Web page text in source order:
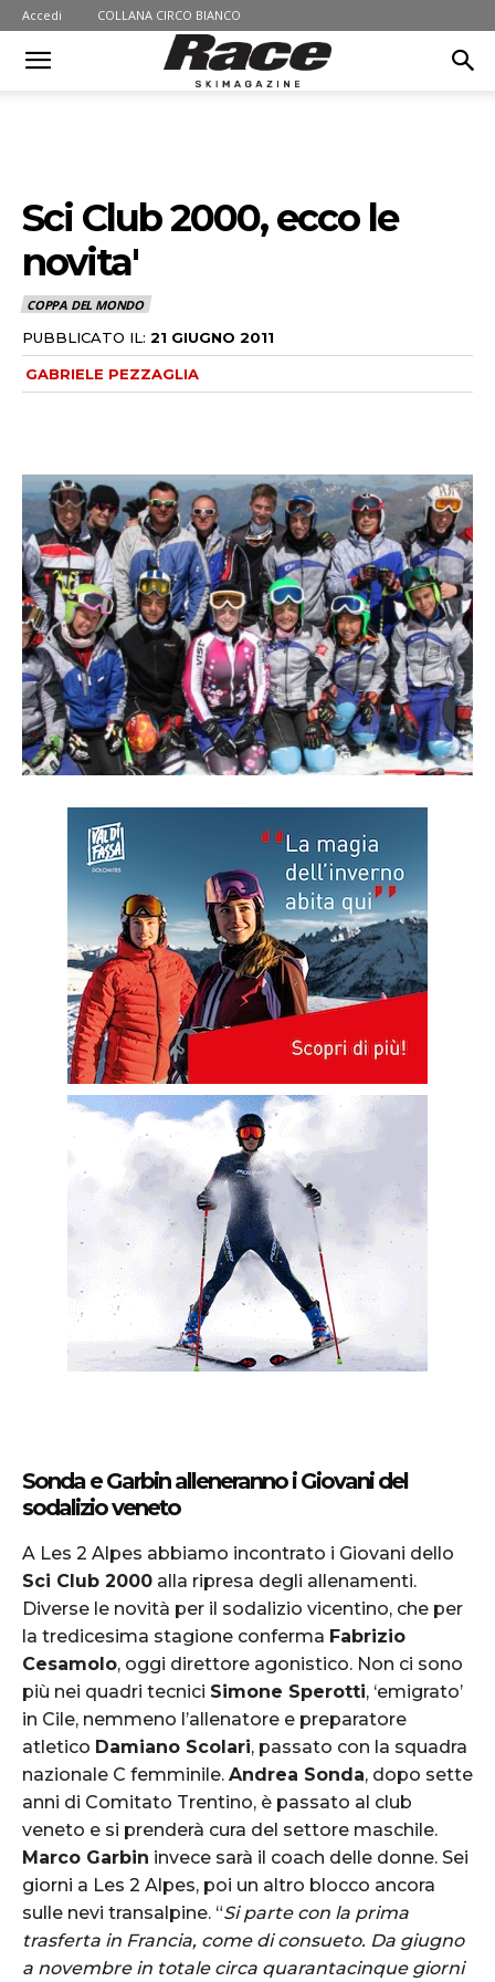
Accedi COLLANA CIRCO BIANCO
Sci Club 2000, ecco le
novita'
COPPA DEL MONDO
PUBBLICATO IL: 21 GIUGNO 2011
GABRIELE PEZZAGLIA
Sonda e Garbin alleneranno i Giovani del
sodalizio veneto
A Les 2 Alpes abbiamo incontrato i Giovani dello
Sci Club 2000 alla ripresa degli allenamenti.
Diverse le novità per il sodalizio vicentino, che per
la tredicesima stagione conferma Fabrizio
Cesamolo, oggi direttore agonistico. Non ci sono
più nei quadri tecnici Simone Sperotti, ‘emigrato’
in Cile, nemmeno l’allenatore e preparatore
atletico Damiano Scolari, passato con la squadra
nazionale C femminile. Andrea Sonda, dopo sette
anni di Comitato Trentino, è passato al club
veneto e si prenderà cura del settore maschile.
Marco Garbin invece sarà il coach delle donne. Sei
giorni a Les 2 Alpes, poi un altro blocco ancora
sulle nevi transalpine. “Si parte con la prima
trasferta in Francia, come di consueto. Da giugno
a novembre in totale circa quarantacinque giorni